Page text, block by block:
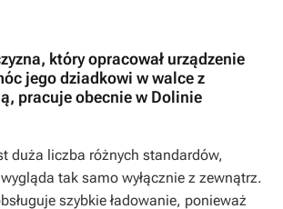
który opracował urządzenie
jego dziadkowi w walce z
pracuje obecnie w Dolinie
duża liczba różnych standardów,
tak samo wyłącznie z zewnątrz.
szybkie ładowanie, ponieważ